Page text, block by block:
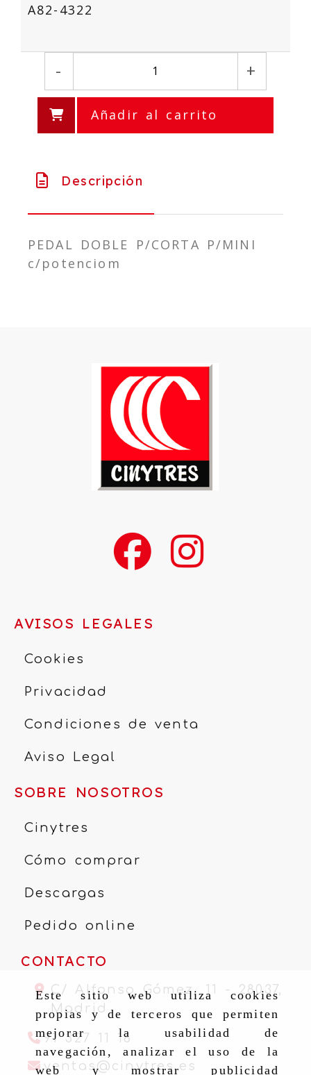
Este sitio web utiliza cookies
propias y de terceros que permiten
mejorar la usabilidad de
navegación, analizar el uso de la
web y mostrar publicidad
A82-4322
- +
Añadir al carrito
Descripción
PEDAL DOBLE P/CORTA P/MINI
c/potenciom
AVISOS LEGALES
Cookies
Privacidad
Condiciones de venta
Aviso Legal
SOBRE NOSOTROS
Cinytres
Cómo comprar
Descargas
Pedido online
CONTACTO
C/ Alfonso Gómez, 11 - 28037,
Madrid
91 327 11 16
ventas cinytres.es ventas